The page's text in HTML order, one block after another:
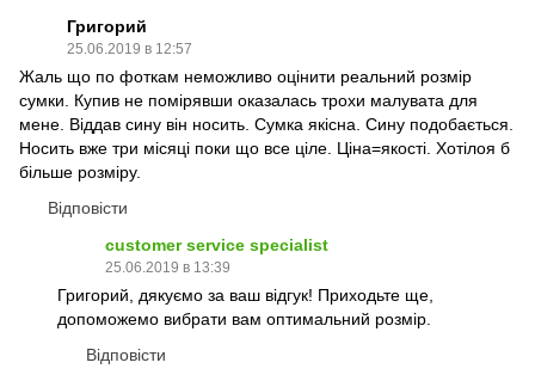
Григорий
25.06.2019 в 12:57
Жаль що по фоткам неможливо оцінити реальний розмір
сумки. Купив не помірявши оказалась трохи малувата для
мене. Віддав сину він носить. Сумка якісна. Сину подобається.
Носить вже три місяці поки що все ціле. Ціна=якості. Хотілоя б
більше розміру.
Відповісти
customer service specialist
25.06.2019 в 13:39
Григорий, дякуємо за ваш відгук! Приходьте ще,
допоможемо вибрати вам оптимальний розмір.
Відповісти